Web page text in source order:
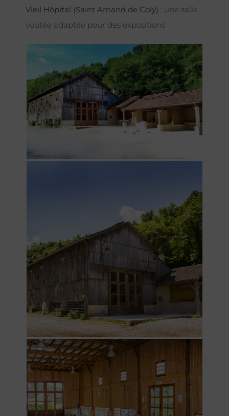
Vieil Hôpital (Saint Amand de Coly) : une salle
voûtée adaptée pour des expositions